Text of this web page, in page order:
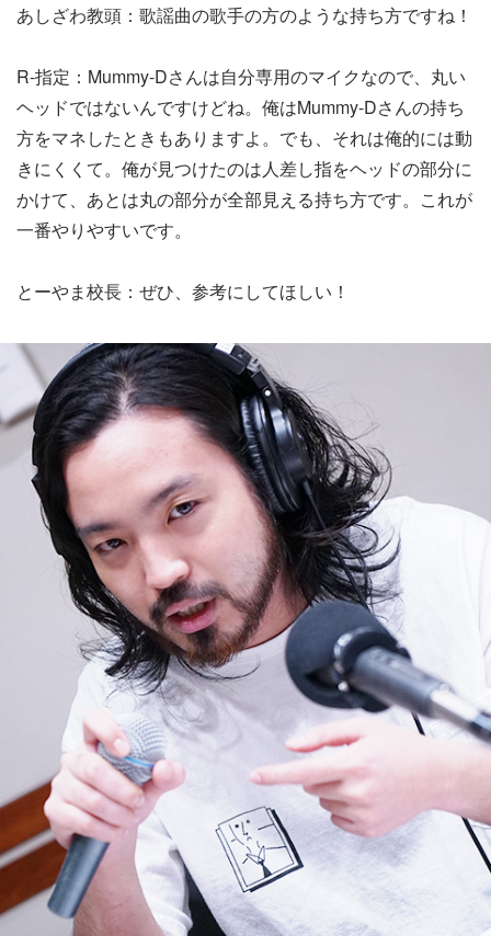
あしざわ教頭：歌謡曲の歌手の方のような持ち方ですね！
R-指定：Mummy-Dさんは自分専用のマイクなので、丸い
ヘッドではないんですけどね。俺はMummy-Dさんの持ち
方をマネしたときもありますよ。でも、それは俺的には動
きにくくて。俺が見つけたのは人差し指をヘッドの部分に
かけて、あとは丸の部分が全部見える持ち方です。これが
一番やりやすいです。
とーやま校長：ぜひ、参考にしてほしい！